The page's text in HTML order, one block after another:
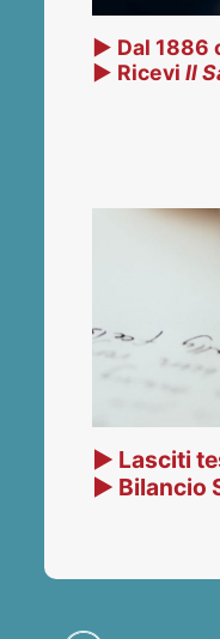
▶ Dal 1886
▶ RiceviIl
▶ Lasciti
▶ Bilancio